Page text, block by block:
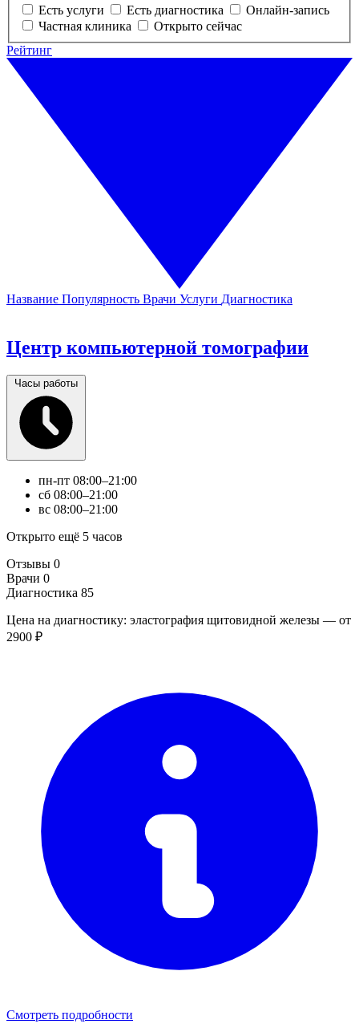
Есть услуги
Есть диагностика
Онлайн-запись
Частная клиника
Открыто сейчас
Рейтинг
Название Популярность Врачи Услуги Диагностика
Центр компьютерной томографии
Часы работы
пн-пт 08:00–21:00
сб 08:00–21:00
вс 08:00–21:00
Открыто ещё 5 часов
Отзывы 0
Врачи 0
Диагностика 85
Цена на диагностику: эластография щитовидной железы — от
2900 ₽
Смотреть подробности